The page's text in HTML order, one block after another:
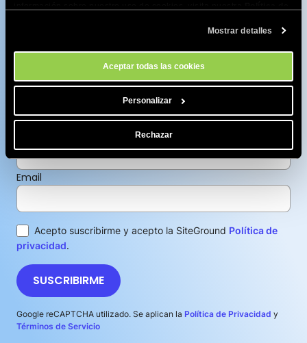
momento a través de la herramienta Configuración de Cookies de
Mostrar detalles
Aceptar todas las cookies
Personalizar
Rechazar
¡Suscríbete para recibir
contenido increíble!
Suscríbete a nuestra newsletter para recibir el contenido
Email
Acepto suscribirme y acepto la SiteGround Política de
privacidad.
SUSCRIBIRME
Google reCAPTCHA utilizado. Se aplican la Política de Privacidad y
Términos de Servicio